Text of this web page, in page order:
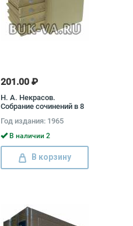
201.00 ₽
Н. А. Некрасов.
Собрание сочинений в 8
Год издания: 1965
В наличии 2
В корзину